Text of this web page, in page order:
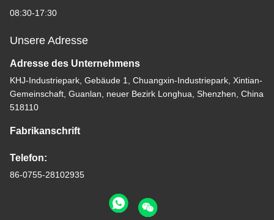
08:30-17:30
Unsere Adresse
Adresse des Unternehmens
KHJ-Industriepark, Gebäude 1, Chuangxin-Industriepark, Xintian-
Gemeinschaft, Guanlan, neuer Bezirk Longhua, Shenzhen, China
518110
Fabrikanschrift
Telefon:
86-0755-28102935